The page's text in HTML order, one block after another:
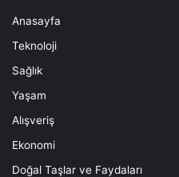
Anasayfa
Teknoloji
Sağlık
Yaşam
Alışveriş
Ekonomi
Doğal Taşlar ve Faydaları